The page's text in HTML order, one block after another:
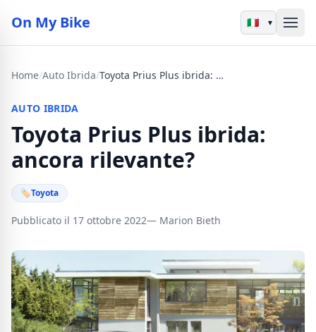
On My Bike ▾
Home/Auto Ibrida/ Toyota Prius Plus ibrida: ancora rilevante?
AUTO IBRIDA
Toyota Prius Plus ibrida:
ancora rilevante?
🏷Toyota
Pubblicato il 17 ottobre 2022— Marion Bieth